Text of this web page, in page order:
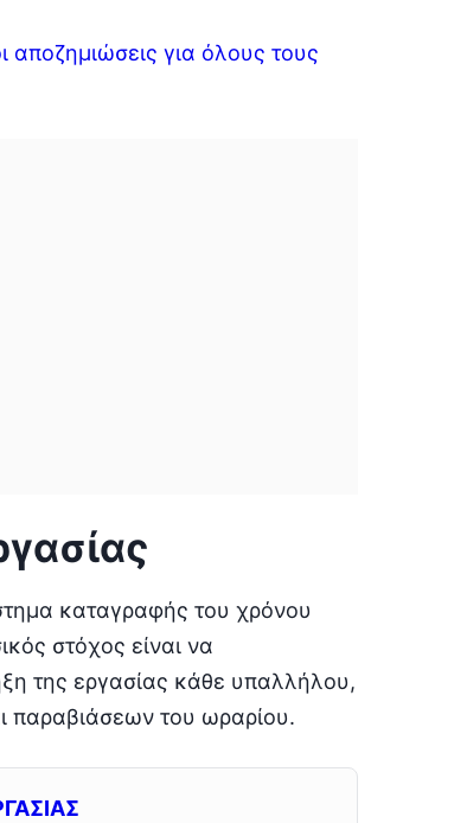
για όλους τους
καταγραφής του χρόνου
στόχος είναι να
της εργασίας κάθε υπαλλήλου,
παραβιάσεων του ωραρίου.